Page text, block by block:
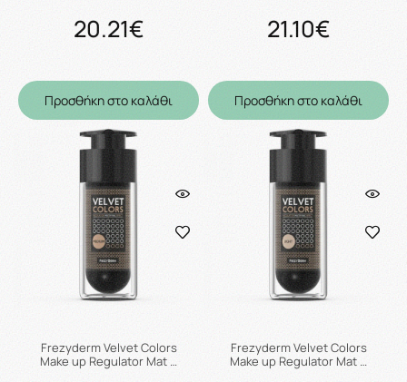
20.21€
Προσθήκη στο καλάθι
21.10€
Προσθήκη στο καλάθι
Frezyderm Velvet Colors
Make up Regulator Mat …
Frezyderm Velvet Colors
Make up Regulator Mat …